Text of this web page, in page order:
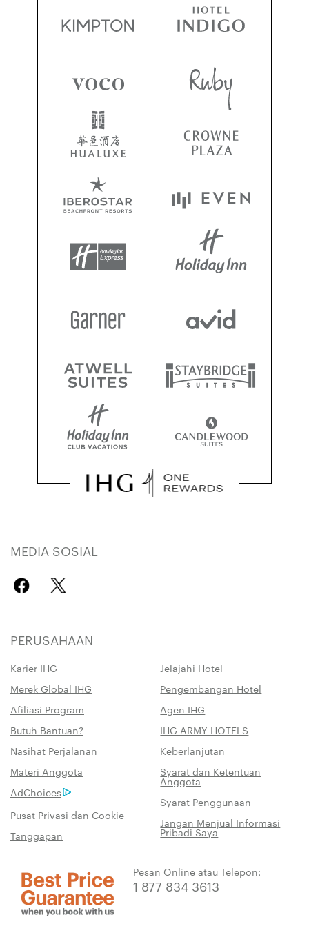
MEDIA SOSIAL
PERUSAHAAN
Karier IHG
Jelajahi Hotel
Merek Global IHG
Pengembangan Hotel
Afiliasi Program
Agen IHG
Butuh Bantuan?
IHG ARMY HOTELS
Nasihat Perjalanan
Keberlanjutan
Materi Anggota
Syarat dan Ketentuan
Anggota
AdChoices
Syarat Penggunaan
Pusat Privasi dan Cookie
Jangan Menjual Informasi
Pribadi Saya
Tanggapan
Pesan Online atau Telepon:
1 877 834 3613